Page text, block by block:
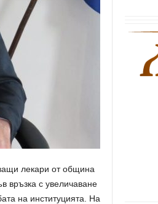
лекари от община
с увеличаване
на институцията. На